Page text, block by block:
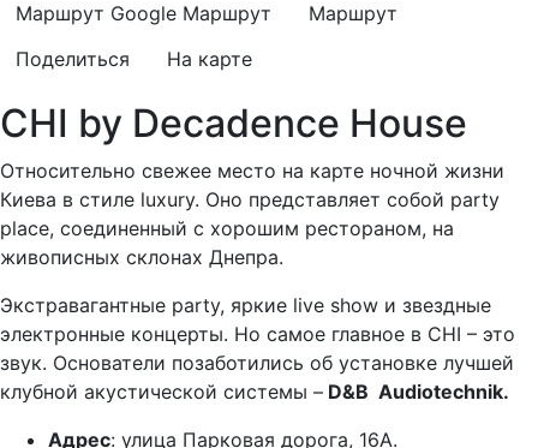
Маршрут Google Маршрут
Маршрут
Поделиться
На карте
CHI by Decadence House
Относительно свежее место на карте ночной жизни
Киева в стиле luxury. Оно представляет собой party
place, соединенный с хорошим рестораном, на
живописных склонах Днепра.
Экстравагантные party, яркие live show и звездные
электронные концерты. Но самое главное в CHI – это
звук. Основатели позаботились об установке лучшей
клубной акустической системы – D&B Audiotechnik.
Адрес: улица Парковая дорога, 16A.